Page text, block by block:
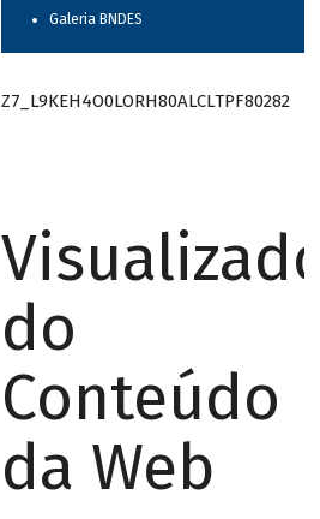
Galeria BNDES
Z7_L9KEH4O0LORH80ALCLTPF80282
Visualizador
do
Conteúdo
da Web